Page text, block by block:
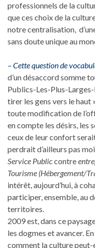
professionnels de la
que ces choix de la
notre centralisation,
sans doute unique au
– Cette question de
d’un désaccord somme
Publics-Les-Plus-Larges-
tirer les gens vers le haut
toute modification de
en compte les désirs, les
ceux de leur confort
perdrait d’ailleurs pas
Service Publiccontre
Tourisme (Hébergement/
intérêt, aujourd’hui, à
participer, ensemble, au
territoires.
2009 est, dans ce
les dogmes et avancer.
comment la culture peut-